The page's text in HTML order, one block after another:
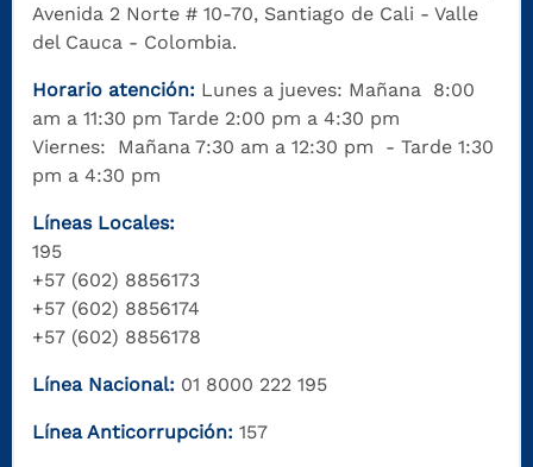
Avenida 2 Norte # 10-70, Santiago de Cali - Valle
del Cauca - Colombia.
Horario atención: Lunes a jueves: Mañana 8:00
am a 11:30 pm Tarde 2:00 pm a 4:30 pm
Viernes: Mañana 7:30 am a 12:30 pm - Tarde 1:30
pm a 4:30 pm
Líneas Locales:
195
+57 (602) 8856173
+57 (602) 8856174
+57 (602) 8856178
Línea Nacional: 01 8000 222 195
Línea Anticorrupción: 157